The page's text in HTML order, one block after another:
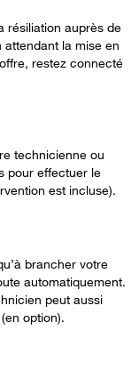
résiliation auprès de
la mise en
restez connecté
technicienne ou
pour effectuer le
est incluse).
brancher votre
automatiquement.
peut aussi
option).